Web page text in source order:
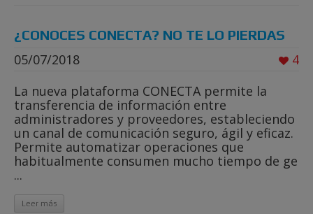
¿CONOCES CONECTA? NO TE LO PIERDAS
4
05/07/2018
La nueva plataforma CONECTA permite la
transferencia de información entre
administradores y proveedores, estableciendo
un canal de comunicación seguro, ágil y eficaz.
Permite automatizar operaciones que
habitualmente consumen mucho tiempo de ge
...
Leer más